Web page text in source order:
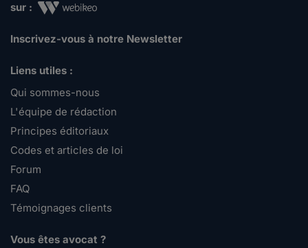
sur :
Inscrivez-vous à notre Newsletter
Liens utiles :
Qui sommes-nous
L'équipe de rédaction
Principes éditoriaux
Codes et articles de loi
Forum
FAQ
Témoignages clients
Vous êtes avocat ?